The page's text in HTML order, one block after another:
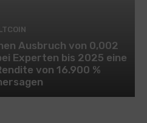
Ausbruch von 0,002
Experten bis 2025 eine
von 16.900 %